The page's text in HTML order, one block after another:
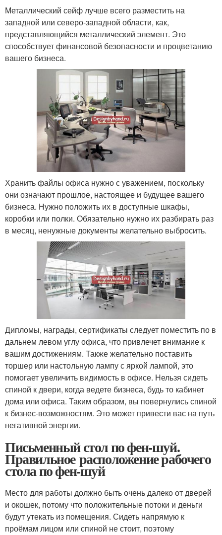
Металлический сейф лучше всего разместить на
западной или северо-западной области, как,
представляющийся металлический элемент. Это
способствует финансовой безопасности и процветанию
вашего бизнеса.
Хранить файлы офиса нужно с уважением, поскольку
они означают прошлое, настоящее и будущее вашего
бизнеса. Нужно положить их в доступные шкафы,
коробки или полки. Обязательно нужно их разбирать раз
в месяц, ненужные документы желательно выбросить.
Дипломы, награды, сертификаты следует поместить по в
дальнем левом углу офиса, что привлечет внимание к
вашим достижениям. Также желательно поставить
торшер или настольную лампу с яркой лампой, это
помогает увеличить видимость в офисе. Нельзя сидеть
спиной к двери, когда ведете бизнеса, будь то кабинет
дома или офиса. Таким образом, вы повернулись спиной
к бизнес-возможностям. Это может привести вас на путь
негативной энергии.
Письменный стол по фен-шуй.
Правильное расположение рабочего
стола по фен-шуй
Место для работы должно быть очень далеко от дверей
и окошек, потому что положительные потоки и деньги
будут утекать из помещения. Сидеть напрямую к
проёмам лицом или спиной не стоит, поэтому